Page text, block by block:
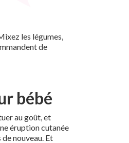
les légumes,
de
bébé
au goût, et
éruption cutanée
nouveau. Et